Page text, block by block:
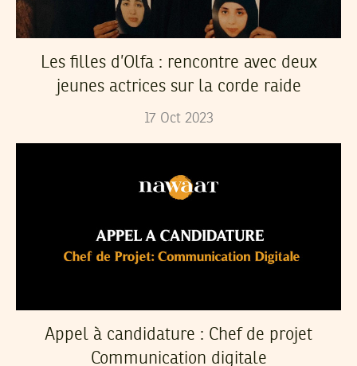
Les filles d’Olfa : rencontre avec deux
jeunes actrices sur la corde raide
17 Oct 2023
Appel à candidature : Chef de projet
Communication digitale